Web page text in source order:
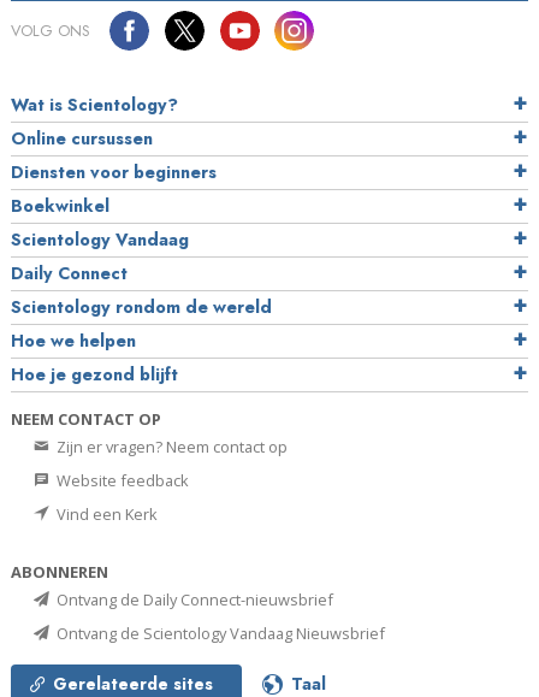
VOLG ONS
Wat is Scientology?
Online cursussen
Diensten voor beginners
Boekwinkel
Scientology Vandaag
Daily Connect
Scientology rondom de wereld
Hoe we helpen
Hoe je gezond blijft
NEEM CONTACT OP
Zijn er vragen? Neem contact op
Website feedback
Vind een Kerk
ABONNEREN
Ontvang de Daily Connect-nieuwsbrief
Ontvang de Scientology Vandaag Nieuwsbrief
Gerelateerde sites Taal